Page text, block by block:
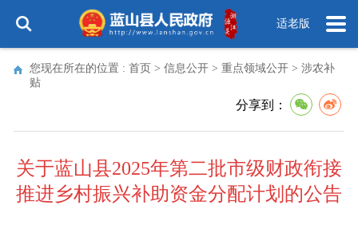
适老版
您现在所在的位置 : 首页 > 信息公开 > 重点领域公开 > 涉农补
贴
分享到：
关于蓝山县2025年第二批市级财政衔接
推进乡村振兴补助资金分配计划的公告